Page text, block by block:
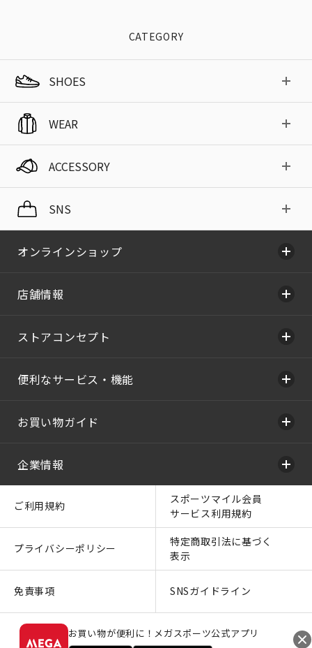
CATEGORY
SHOES
WEAR
ACCESSORY
SNS
オンラインショップ
店舗情報
ストアコンセプト
便利なサービス・機能
お買い物ガイド
企業情報
ご利用規約
スポーツマイル会員
サービス利用規約
プライバシーポリシー
特定商取引法に基づく
表示
免責事項 SNSガイドライン
お買い物が便利に！メガスポーツ公式アプリ